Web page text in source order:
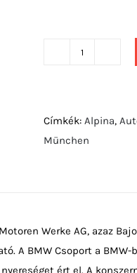
M
Competition
Címkék: Alpina,
München
Werke AG, azaz
A BMW Csoport a
ért el. A